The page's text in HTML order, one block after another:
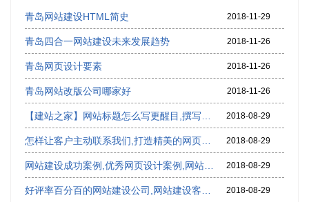
青岛网站建设HTML简史 2018-11-29
青岛四合一网站建设未来发展趋势 2018-11-26
青岛网页设计要素 2018-11-26
青岛网站改版公司哪家好 2018-11-26
2018-08-29
2018-08-29
2018-08-29
2018-08-29